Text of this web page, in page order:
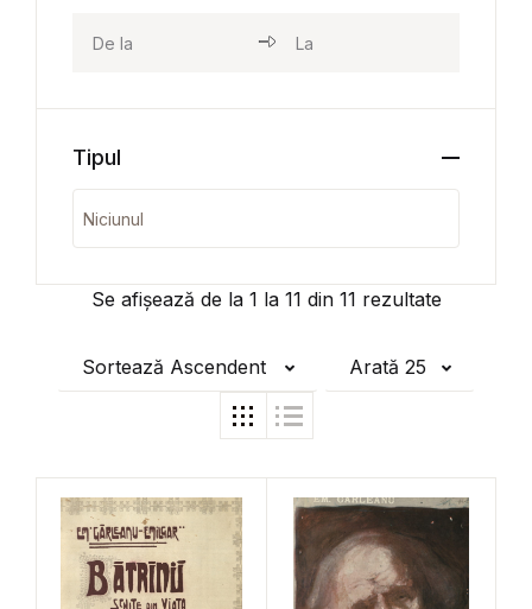
Se afișează de la 1 la 11 din 11 rezultate
Sortează Ascendent Arată 25
Tipul